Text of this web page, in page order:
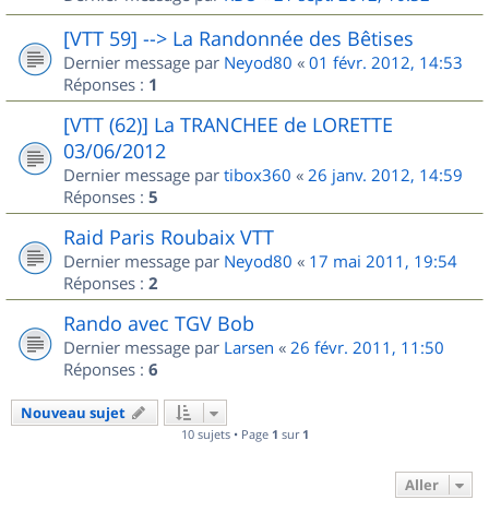
[VTT 59] --> La Randonnée des Bêtises
Dernier message par Neyod80 « 01 févr. 2012, 14:53
Réponses : 1
[VTT (62)] La TRANCHEE de LORETTE
03/06/2012
Dernier message par tibox360 « 26 janv. 2012, 14:59
Réponses : 5
Raid Paris Roubaix VTT
Dernier message par Neyod80 « 17 mai 2011, 19:54
Réponses : 2
Rando avec TGV Bob
Dernier message par Larsen « 26 févr. 2011, 11:50
Réponses : 6
Nouveau sujet
10 sujets • Page 1 sur 1
Aller